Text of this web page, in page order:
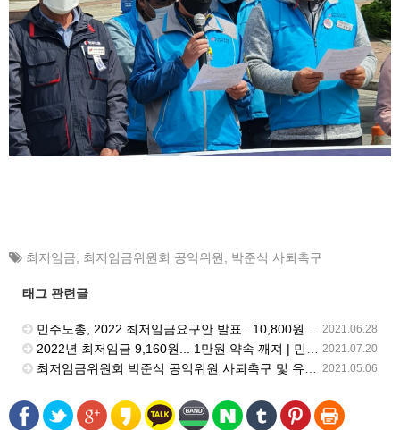
최저임금 최저임금위원회 공익위원 박준식 사퇴촉구
태그 관련글
2021.06.28
민주노총, 2022 최저임금요구안 발표.. 10,800원 | 민주노총 뉴스 | 2021.6.25
2021.07.20
2022년 최저임금 9,160원... 1만원 약속 깨져 | 민주노총 뉴스 | 2021.7.16
2021.05.06
최저임금위원회 박준식 공익위원 사퇴촉구 및 유임반대 기자회견 진행